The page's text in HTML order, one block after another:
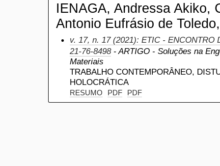
IENAGA, Andressa Akiko,
Antonio Eufrásio de
v. 17, n. 17 (2021): ETIC - ENCONTRO
21-76-8498- ARTIGO - Soluções na
Materiais
TRABALHO CONTEMPORÂNEO,
HOLOCRÁTICA
RESUMO PDF PDF